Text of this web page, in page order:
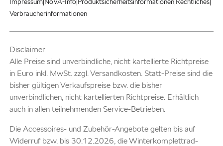
Verbraucherinformationen
Disclaimer
Alle Preise sind unverbindliche, nicht kartellierte Richtpreise
in Euro inkl. MwSt. zzgl. Versandkosten. Statt-Preise sind die
bisher gültigen Verkaufspreise bzw. die bisher
unverbindlichen, nicht kartellierten Richtpreise. Erhältlich
auch in allen teilnehmenden Service-Betrieben.
Die Accessoires- und Zubehör-Angebote gelten bis auf
Widerruf bzw. bis 30.12.2026, die Winterkomplettrad-